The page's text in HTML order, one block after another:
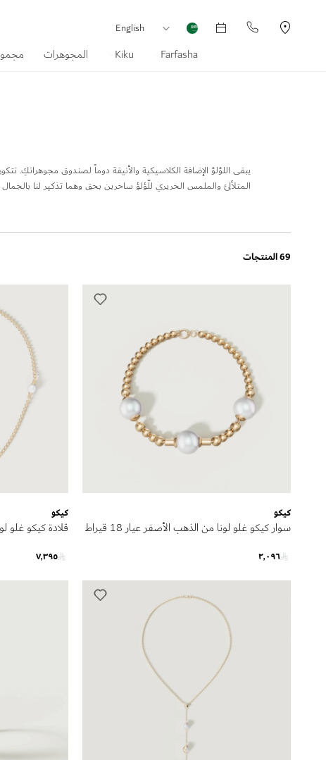
العملة لغة
English
Farfasha
Kiku المجوهرات
يبقى اللؤلؤ الإضافة الكلاسيكية والأنيقة دوماً لصندوق مجوهراتكِ.
المتلألئ والملمس الحريري للّؤلؤ ساحرين بحق وهما تذكير لنا
69 المنتجات
كيكو
سوار كيكو غلو لونا من الذهب الأصفر عيار 18 قيراط
٢٬٠٩٦
كيكو
٧٬٣٩٥